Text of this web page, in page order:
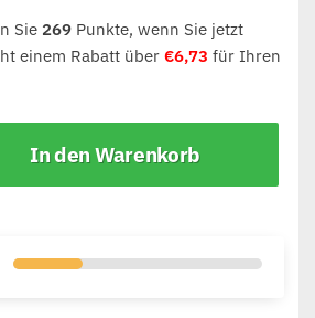
Sie 269Punkte, wenn Sie jetzt
einem Rabatt über €6,73 für Ihren
In den Warenkorb